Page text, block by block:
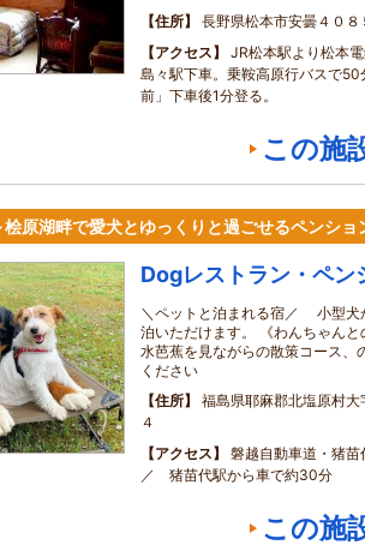
住所
長野県松本市安曇４０８
アクセス
JR松本駅より松本
島々駅下車。乗鞍高原行バスで50
前」下車後1分登る。
この施
原湖畔で愛犬とゆっくりと過ごせるペンショ
Dogレストラン・ペン
＼ペットと泊まれる宿／ 小型犬
泊いただけます。 《わんちゃん
水芭蕉を見ながらの散策コース、
ください
住所
福島県耶麻郡北塩原村
４
アクセス
磐越自動車道・猪
／ 猪苗代駅から車で約30分
この施